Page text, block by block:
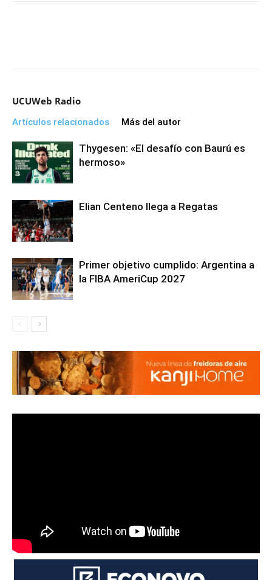
UCUWeb Radio
Artículos relacionados Más del autor
Thygesen: «El desafío con Baurú es
hermoso»
Elian Centeno llega a Regatas
Primer objetivo cumplido: Argentina a
la FIBA AmeriCup 2027